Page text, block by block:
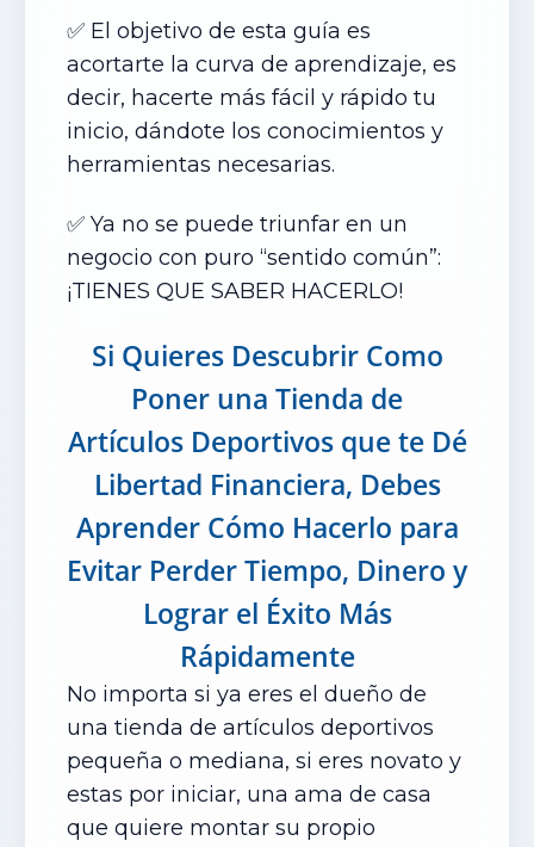
✅ El objetivo de esta guía es
acortarte la curva de aprendizaje, es
decir, hacerte más fácil y rápido tu
inicio, dándote los conocimientos y
herramientas necesarias.
✅ Ya no se puede triunfar en un
negocio con puro “sentido común”:
¡TIENES QUE SABER HACERLO!
Si Quieres Descubrir Como
Poner una Tienda de
Artículos Deportivos que te Dé
Libertad Financiera, Debes
Aprender Cómo Hacerlo para
Evitar Perder Tiempo, Dinero y
Lograr el Éxito Más
Rápidamente
No importa si ya eres el dueño de
una tienda de artículos deportivos
pequeña o mediana, si eres novato y
estas por iniciar, una ama de casa
que quiere montar su propio